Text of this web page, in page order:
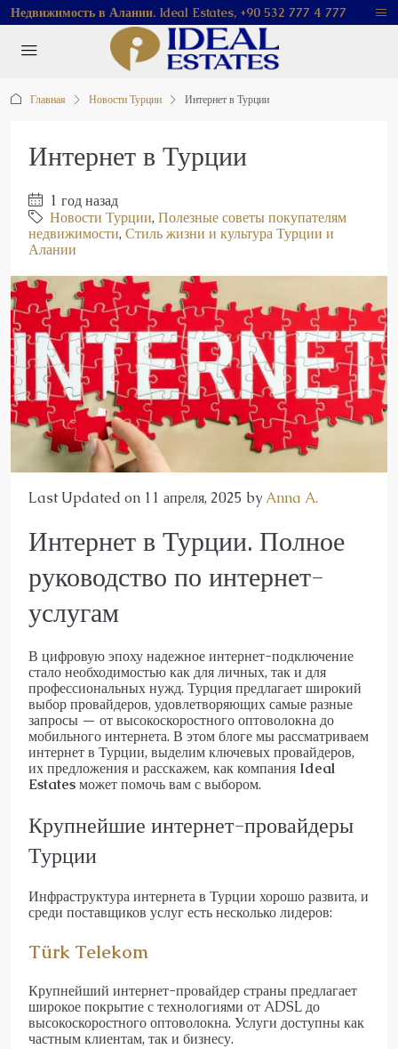
Недвижимость в Алании. Ideal Estates, +90 532 777 4 777
Главная Новости Турции Интернет в Турции
Интернет в Турции
1 год назад
Новости Турции, Полезные советы покупателям
недвижимости, Стиль жизни и культура Турции и
Алании
Last Updated on 11 апреля, 2025 byAnna A.
Интернет в Турции. Полное
руководство по интернет-
услугам
В цифровую эпоху надежное интернет-подключение
стало необходимостью как для личных, так и для
профессиональных нужд. Турция предлагает широкий
выбор провайдеров, удовлетворяющих самые разные
запросы — от высокоскоростного оптоволокна до
мобильного интернета. В этом блоге мы рассматриваем
интернет в Турции, выделим ключевых провайдеров,
их предложения и расскажем, как компания Ideal
Estatesможет помочь вам с выбором.
Крупнейшие интернет-провайдеры
Турции
Инфраструктура интернета в Турции хорошо развита, и
среди поставщиков услуг есть несколько лидеров:
Türk Telekom
Крупнейший интернет-провайдер страны предлагает
широкое покрытие с технологиями от ADSL до
высокоскоростного оптоволокна. Услуги доступны как
частным клиентам, так и бизнесу.